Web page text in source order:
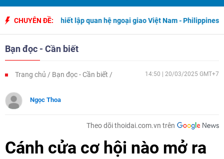
CHUYÊN ĐỀ:
ngày thiết lập quan hệ ngoại giao Việt Nam - Philippines 500
Bạn đọc - Cần biết
Trang chủ Bạn đọc - Cần biết 14:50 | 20/03/2025 GMT+7
Ngọc Thoa
Theo dõi thoidai.com.vn trên
Cánh cửa cơ hội nào mở ra